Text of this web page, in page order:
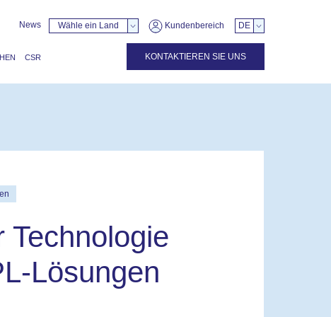
News Wähle ein Land Kundenbereich DE
CSR KONTAKTIEREN SIE UNS
Technologie
Lösungen